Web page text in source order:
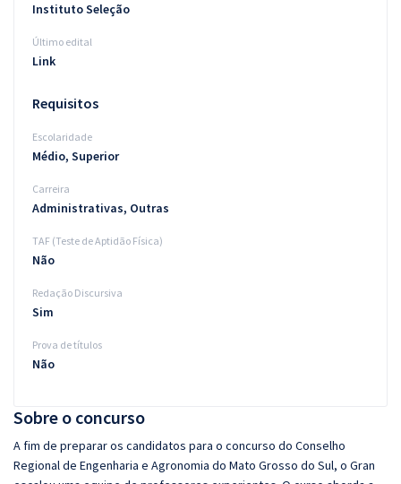
Sobre o concurso
A fim de preparar os candidatos para o concurso do Conselho
Regional de Engenharia e Agronomia do Mato Grosso do Sul, o Gran
Instituto Seleção
Último edital
Link
Requisitos
Escolaridade
Médio, Superior
Carreira
Administrativas, Outras
TAF (Teste de Aptidão Física)
Não
Redação Discursiva
Sim
Prova de títulos
Não